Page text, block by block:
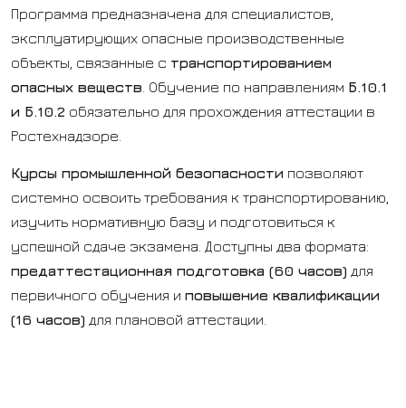
Программа предназначена для специалистов,
эксплуатирующих опасные производственные
объекты, связанные с транспортированием
опасных веществ . Обучение по направлениям Б.10.1
и Б.10.2 обязательно для прохождения аттестации в
Ростехнадзоре.
Курсы промышленной безопасности позволяют
системно освоить требования к транспортированию,
изучить нормативную базу и подготовиться к
успешной сдаче экзамена. Доступны два формата:
предаттестационная подготовка (60 часов) для
первичного обучения и повышение квалификации
(16 часов) для плановой аттестации.